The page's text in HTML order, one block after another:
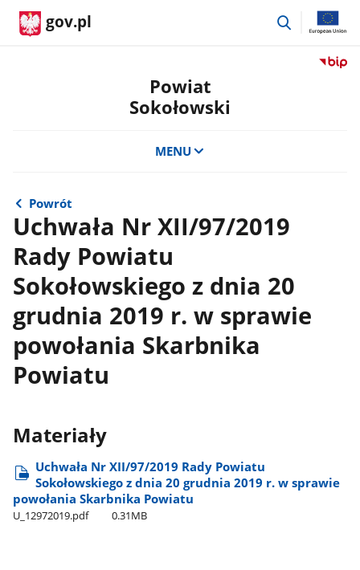
gov.pl
przejdź
Przejdź
Powiat
Sokołowski
MENU
Powrót
Uchwała Nr XII/97/2019
Rady Powiatu
Sokołowskiego z dnia 20
grudnia 2019 r. w sprawie
powołania Skarbnika
Powiatu
Materiały
Uchwała Nr XII/97/2019 Rady Powiatu
Sokołowskiego z dnia 20 grudnia 2019 r. w sprawie
powołania Skarbnika Powiatu
U​_12972019.pdf 0.31MB